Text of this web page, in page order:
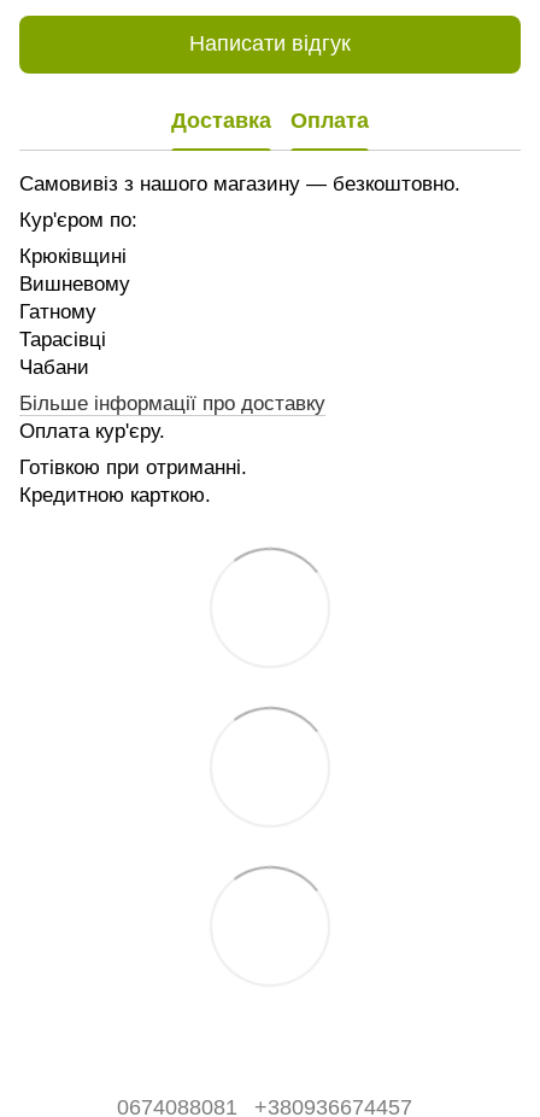
Написати відгук
Доставка Оплата
Самовивіз з нашого магазину — безкоштовно.
Кур'єром по:
Крюківщині
Вишневому
Гатному
Тарасівці
Чабани
Більше інформації про доставку
Оплата кур'єру.
Готівкою при отриманні.
Кредитною карткою.
0674088081 +380936674457